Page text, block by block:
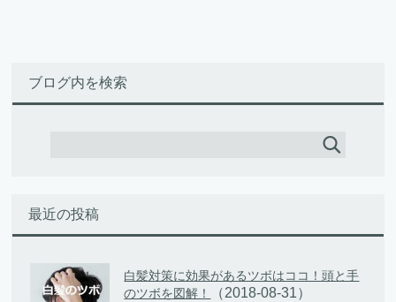
ブログ内を検索
最近の投稿
白髪対策に効果があるツボはココ！頭と手
のツボを図解！
（2018-08-31）